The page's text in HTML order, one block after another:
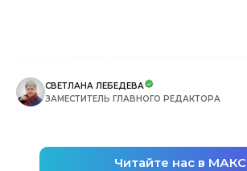
СВЕТЛАНА ЛЕБЕДЕВА
ЗАМЕСТИТЕЛЬ ГЛАВНОГО РЕДАКТОРА
Читайте нас в МАКС